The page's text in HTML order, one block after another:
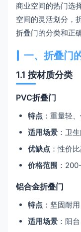
商业空间的热门选
空间的灵活划分，
折叠门的分类和正
一、折叠门
1.1 按材质分类
PVC折叠门
特点 ：重量轻
适用场景 ：卫
优缺点 ：性价
价格范围 ：
铝合金折叠门
特点 ：坚固耐
适用场景 ：阳